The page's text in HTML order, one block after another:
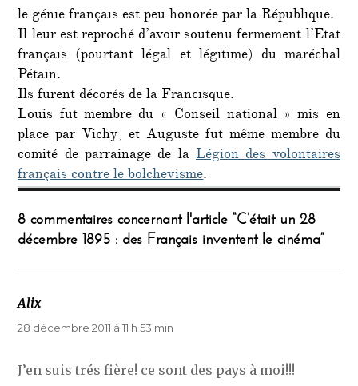
le génie français est peu honorée par la République.
Il leur est reproché d’avoir soutenu fermement l’Etat
français (pourtant légal et légitime) du maréchal
Pétain.
Ils furent décorés de la Francisque.
Louis fut membre du « Conseil national » mis en
place par Vichy, et Auguste fut même membre du
comité de parrainage de la Légion des volontaires
français contre le bolchevisme.
8 commentaires concernant l'article “C’était un 28
décembre 1895 : des Français inventent le cinéma”
Alix
28 décembre 2011 à 11 h 53 min
J’en suis trés fière! ce sont des pays à moi!!!